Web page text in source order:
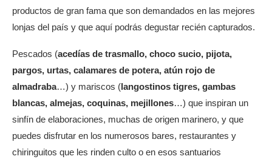
productos de gran fama que son demandados en las mejores
lonjas del país y que aquí podrás degustar recién capturados.
Pescados (acedías de trasmallo, choco sucio, pijota,
pargos, urtas, calamares de potera, atún rojo de
almadraba…) y mariscos (langostinos tigres, gambas
blancas, almejas, coquinas, mejillones…) que inspiran un
sinfín de elaboraciones, muchas de origen marinero, y que
puedes disfrutar en los numerosos bares, restaurantes y
chiringuitos que les rinden culto o en esos santuarios